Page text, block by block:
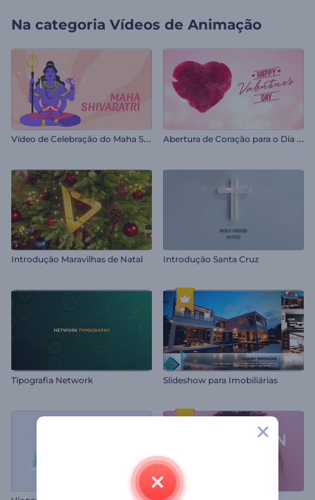
Na categoria Vídeos de Animação
V
ídeo de Celebração do Maha Shivratri A
bertura de Coração para o Dia dos Namorados
Introdução Maravilhas de Natal Introdução Santa Cruz
Tipografia Network Slideshow para Imobiliárias